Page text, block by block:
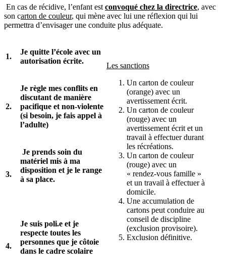
En cas de récidive, l’enfant est convoqué chez la directrice, avec
son carton de couleur, qui mène avec lui une réflexion qui lui
permettra d’envisager une conduite plus adéquate.
1.
Je quitte l’école avec un
autorisation écrite.
Les sanctions
Un carton de couleur
(orange) avec un
avertissement écrit.
Un carton de couleur
(rouge) avec un
avertissement écrit et un
travail à effectuer durant
les récréations.
Un carton de couleur
(rouge) avec un
« rendez-vous famille »
et un travail à effectuer à
domicile.
Une accumulation de
cartons peut conduire au
conseil de discipline
(exclusion provisoire).
Exclusion définitive.
2.
Je règle mes conflits en
discutant de manière
pacifique et non-violente
(si besoin, je fais appel à
l’adulte)
3.
Je prends soin du
matériel mis à ma
disposition et je le range
à sa place.
4.
Je suis poli.e et je
respecte toutes les
personnes que je côtoie
dans le cadre scolaire